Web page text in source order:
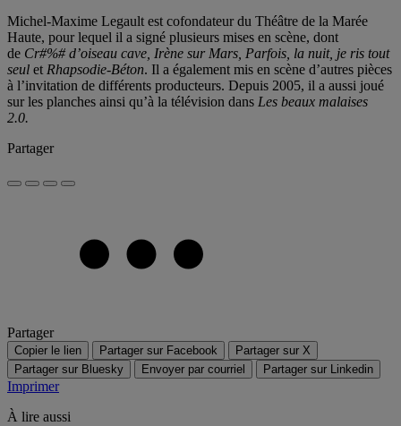
Michel-Maxime Legault est cofondateur du Théâtre de la Marée
Haute, pour lequel il a signé plusieurs mises en scène, dont
de Cr#%# d’oiseau cave, Irène sur Mars, Parfois, la nuit, je ris tout
seul etRhapsodie-Béton. Il a également mis en scène d’autres pièces
à l’invitation de différents producteurs. Depuis 2005, il a aussi joué
sur les planches ainsi qu’à la télévision dans Les beaux malaises
2.0.
Partager
Partager
Copier le lien Partager sur Facebook
Partager sur X
Partager sur Bluesky
Envoyer par courriel Partager sur Linkedin
Imprimer
À lire aussi